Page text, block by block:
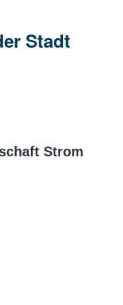
Stadt
Strom